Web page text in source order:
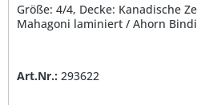
Größe: 4/4, Decke: Kanadische
Mahagoni laminiert / Ahorn
Art.Nr.: 293622